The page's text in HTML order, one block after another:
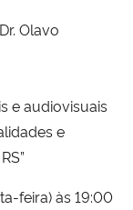
Olavo
e audiovisuais
e
feira) às 19:00